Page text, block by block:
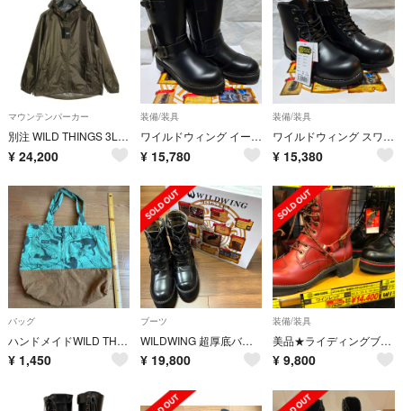
マウンテンパーカー
別注 WILD THINGS 3L TACTICAL NYLON PARKA M
¥ 24,200
装備/装具
ワイルドウィング イーグル 厚底 本革バイクブーツ 23.5cm
¥ 15,780
装備/装具
ワイルドウィング スワロー 厚底 本革バイクブーツ 23.5cm
¥ 15,380
バッグ
ハンドメイドWILD THINGS☆スカートリメイク☆トートバッグ
¥ 1,450
ブーツ
WILDWING 超厚底バイクブーツ 22.5cm 4E レディース 美品
¥ 19,800
装備/装具
美品★ライディングブーツ厚底レディース23.5-24.5
¥ 9,800